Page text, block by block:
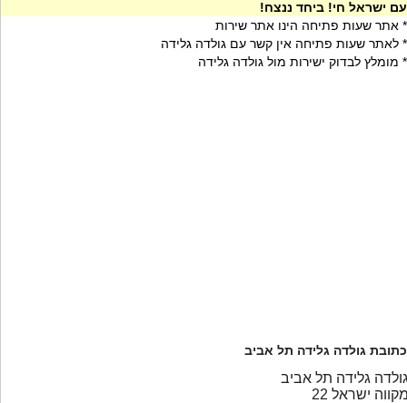
עם ישראל חי! ביחד ננצח!
* אתר שעות פתיחה הינו אתר שירות
* לאתר שעות פתיחה אין קשר עם גולדה גלידה
* מומלץ לבדוק ישירות מול גולדה גלידה
כתובת גולדה גלידה תל אביב
גלידה תל אביב
ישראל 22